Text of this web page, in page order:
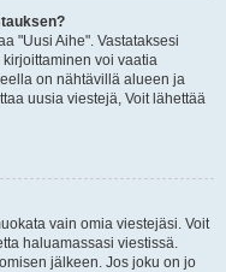
"Uusi Aihe". Vastataksesi
voi vaatia
on nähtävillä alueen ja
uusia viestejä, Voit lähettää
vain omia viestejäsi. Voit
haluamassasi viestissä.
jälkeen. Jos joku on jo